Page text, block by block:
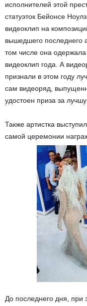
исполнителей этой
статуэток Бейонсе
видеоклип на
вышедшего последнего
том числе она
видеоклип года. А
признали в этом году
сам видеоряд,
удостоен приза за
Также артистка
самой церемонии
До последнего дня, при